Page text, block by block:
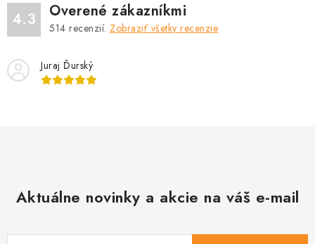
4.3 Overené zákazníkmi
514 recenzií. Zobraziť všetky recenzie
Juraj Ďurský
Aktuálne novinky a akcie na váš e-mail